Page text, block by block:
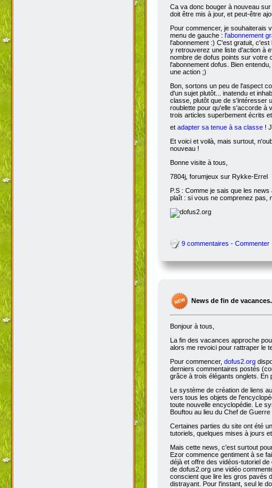
Ca va donc bouger à nouveau
doit être mis à jour, et peut-être
Pour commencer, je
menu de gauche : l'abonnement
l'abonnement :) C'est gratuit,
y retrouverez une liste d'action à
nombre de dofus points sur votre
l'abonnement dofus. Bien
une action ;)
Bon, sortons un peu de l'aspect
d'un sujet plutôt... inatendu et
classe, plutôt que de s'intéresser
roublette pour qu'elle s'accorde à
trois articles superbement écrits
et adapter sa tenue à sa classe !
Et voici et voilà, mais surtout,
nouveau !
Bonne visite à tous,
7804j, forumjeux sur Rykke-Errel
P.S : Comme je sais que les
plaît : si vous ne comprenez pas,
9 commentaires - Commenter
News de fin de
Bonjour à tous,
La fin des vacances approche
alors me revoici pour rattraper le
Pour commencer, dofus2.org
derniers commentaires postés
grâce à trois élégants onglets. En
Le système de création de liens
vers tous les objets de
toute nouvelle encyclopédie. Le
Bouftou au lieu du Chef de
Certaines parties du site ont été
tutoriels, quelques mises à jours
Mais cette news, c'est surtout
Ezor commence gentiment à se
déjà et offre des vidéos-tutoriel
de dofus2.org une vidéo
conscient que lire les gros pavés
distrayant. Pour l'instant, seul le